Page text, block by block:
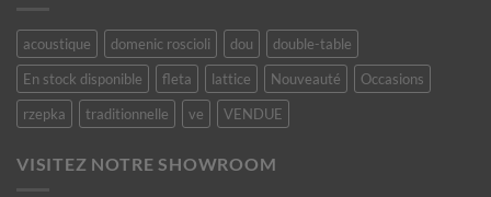
acoustique domenic roscioli dou
double-table
En stock disponible
fleta lattice Nouveauté
Occasions
rzepka
traditionnelle ve VENDUE
VISITEZ NOTRE SHOWROOM